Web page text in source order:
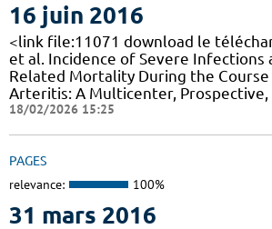
16 juin 2016
<link file:11071 download le
et al. Incidence of Severe Infections
Related Mortality During the Course
Arteritis: A Multicenter, Prospective,
18/02/2026 15:25
PAGES
relevance: 100%
31 mars 2016